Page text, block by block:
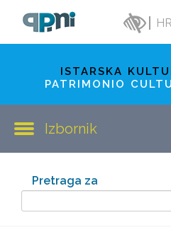
HR
ISTARSKA
PATRIMONIO
Izbornik
Pretraga za